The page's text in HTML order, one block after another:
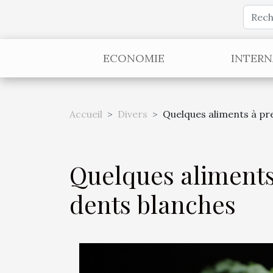
ECONOMIE
Accueil Divers Quelques aliments à
Quelques
dents blanches